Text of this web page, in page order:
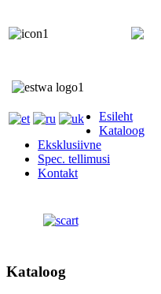
Esileht
Kataloog
Eksklusiivne
Spec. tellimusi
Kontakt
Kataloog